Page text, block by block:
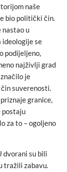
naše
bio politički čin.
nastao u
ideologije se
podijeljeno,
najživlji grad
je
suverenosti.
granice,
postaju
za to – ogoljeno
dvorani su bili
tražili zabavu.